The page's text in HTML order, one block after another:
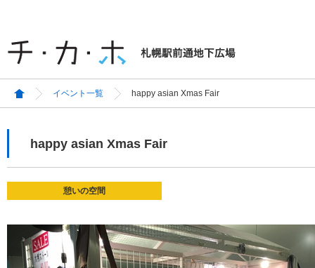
イベント一覧 happy asian Xmas Fair
happy asian Xmas Fair
憩いの空間